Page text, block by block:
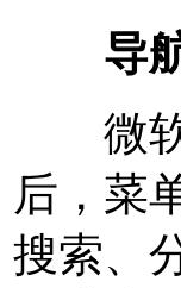
导航
微软
后，菜
搜索、